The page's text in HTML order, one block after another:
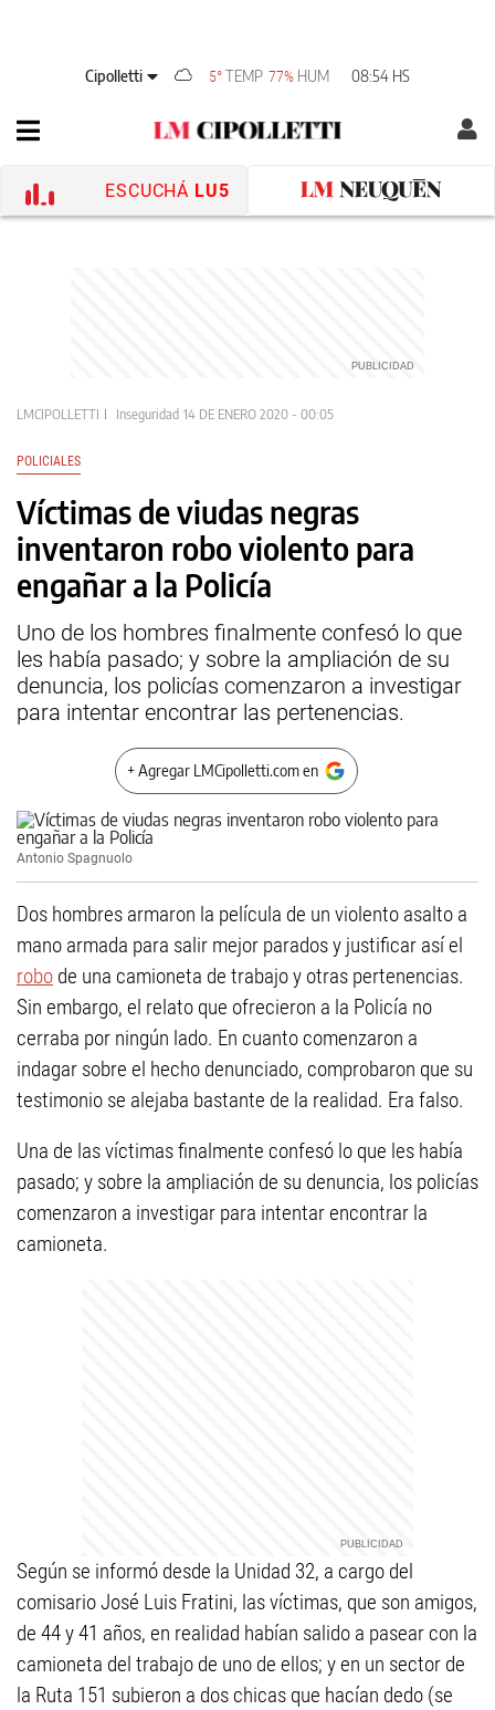
Cipolletti 5°TEMP 77% HUM 08:54 HS
ESCUCHÁ LU5
LMCIPOLLETTI Inseguridad 14 DE ENERO 2020 - 00:05
POLICIALES
Víctimas de viudas negras
inventaron robo violento para
engañar a la Policía
Uno de los hombres finalmente confesó lo que
les había pasado; y sobre la ampliación de su
denuncia, los policías comenzaron a investigar
para intentar encontrar las pertenencias.
+ Agregar LMCipolletti.com en
Antonio Spagnuolo
Dos hombres armaron la película de un violento asalto a
mano armada para salir mejor parados y justificar así el
robo de una camioneta de trabajo y otras pertenencias.
Sin embargo, el relato que ofrecieron a la Policía no
cerraba por ningún lado. En cuanto comenzaron a
indagar sobre el hecho denunciado, comprobaron que su
testimonio se alejaba bastante de la realidad. Era falso.
Una de las víctimas finalmente confesó lo que les había
pasado; y sobre la ampliación de su denuncia, los policías
comenzaron a investigar para intentar encontrar la
camioneta.
Según se informó desde la Unidad 32, a cargo del
comisario José Luis Fratini, las víctimas, que son amigos,
de 44 y 41 años, en realidad habían salido a pasear con la
camioneta del trabajo de uno de ellos; y en un sector de
la Ruta 151 subieron a dos chicas que hacían dedo (se